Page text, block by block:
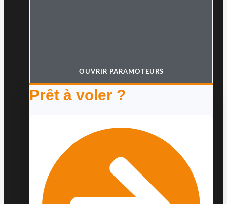
OUVRIR PARAMOTEURS
Prêt à voler ?